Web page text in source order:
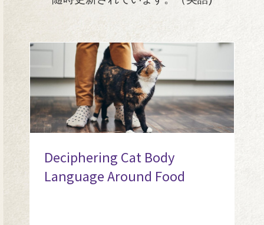
Deciphering Cat Body
Language Around Food